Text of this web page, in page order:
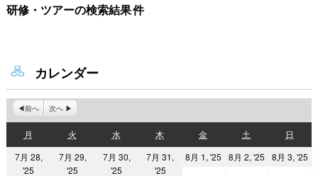
研修・ツアーに参加
研修・ツアーの検索結果件
カレンダー
前へ 次へ
月
曜
日
火
曜
日
水水
曜
日
木
曜
日
金金
曜
日
土
曜
日
日
曜
日
7月 28,
'25
7月 29,
'25
7月 30,
'25
7月 31,
'252025
8月 1, '25
2025
8月 2, '25
2025
8月 3, '25